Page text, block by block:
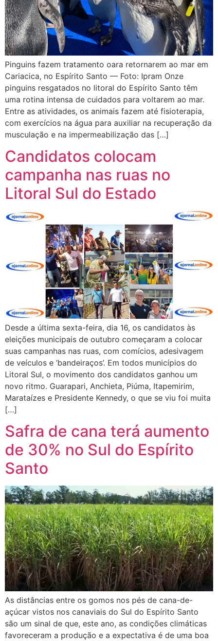
Pinguins fazem tratamento oara retornarem ao mar em
Cariacica, no Espírito Santo — Foto: Ipram Onze
pinguins resgatados no litoral do Espírito Santo têm
uma rotina intensa de cuidados para voltarem ao mar.
Entre as atividades, os animais fazem até fisioterapia,
com exercícios na água para auxiliar na recuperação da
musculação e na impermeabilização das […]
Candidatos colocam
campanha nas ruas no
Litoral Sul do Estado
Desde a última sexta-feira, dia 16, os candidatos às
eleições municipais de outubro começaram a colocar
suas campanhas nas ruas, com comícios, adesivagem
de veículos e ‘bandeiraços’. Em todos municípios do
Litoral Sul, o movimento dos candidatos ganhou um
novo ritmo. Guarapari, Anchieta, Piúma, Itapemirim,
Marataízes e Presidente Kennedy, o que se viu foi muita
[…]
Safra de cana terá aumento
de 30% no Sul do Espírito
Santo
As distâncias entre os gomos nos pés de cana-de-
açúcar vistos nos canaviais do Sul do Espírito Santo
são um sinal de que, este ano, as condições climáticas
favoreceram a produção e a expectativa é de uma boa